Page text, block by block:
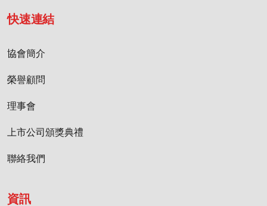
快速連結
協會簡介
榮譽顧問
理事會
上市公司頒獎典禮
聯絡我們
資訊